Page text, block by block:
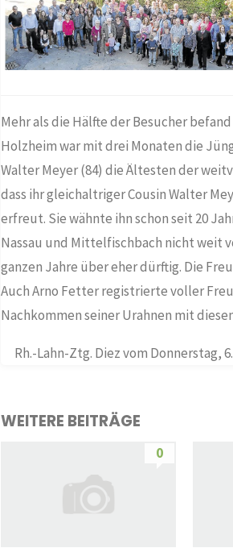
Mehr als die Hälfte der Besucher
Holzheim war mit drei Monaten die
Walter Meyer (84) die Ältesten der
dass ihr gleichaltriger Cousin Walter
erfreut. Sie wähnte ihn schon seit 20
Nassau und Mittelfischbach nicht weit
ganzen Jahre über eher dürftig. Die
Auch Arno Fetter registrierte voller
Nachkommen seiner Urahnen mit
Rh.-Lahn-Ztg. Diez vom Donnerstag,
WEITERE BEITRÄGE
0